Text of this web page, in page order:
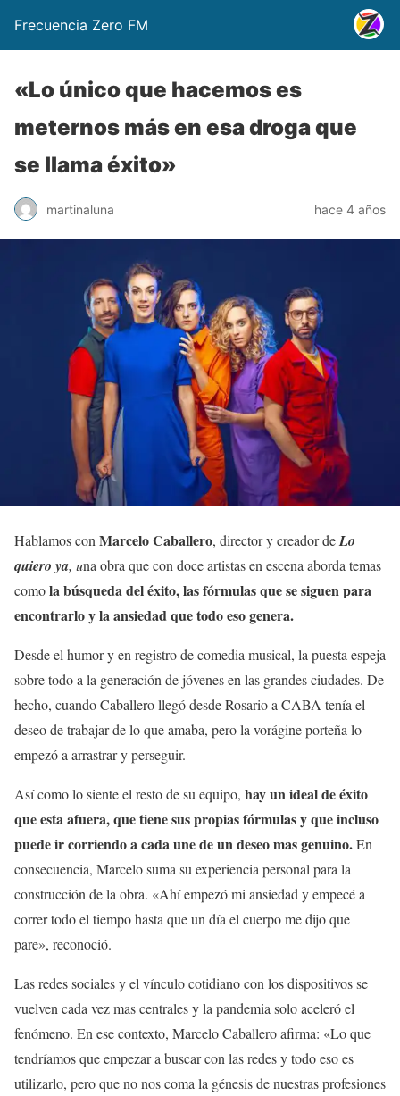
Frecuencia Zero FM
«Lo único que hacemos es
meternos más en esa droga que
se llama éxito»
martinaluna hace 4 años
Hablamos con Marcelo Caballero, director y creador deLo
quiero ya, una obra que con doce artistas en escena aborda temas
comola búsqueda del éxito, las fórmulas que se siguen para
encontrarlo y la ansiedad que todo eso genera.
Desde el humor y en registro de comedia musical, la puesta espeja
sobre todo a la generación de jóvenes en las grandes ciudades. De
hecho, cuando Caballero llegó desde Rosario a CABA tenía el
deseo de trabajar de lo que amaba, pero la vorágine porteña lo
empezó a arrastrar y perseguir.
Así como lo siente el resto de su equipo, hay un ideal de éxito
que esta afuera, que tiene sus propias fórmulas y que incluso
puede ir corriendo a cada une de un deseo mas genuino.En
consecuencia, Marcelo suma su experiencia personal para la
construcción de la obra. «Ahí empezó mi ansiedad y empecé a
correr todo el tiempo hasta que un día el cuerpo me dijo que
pare», reconoció.
Las redes sociales y el vínculo cotidiano con los dispositivos se
vuelven cada vez mas centrales y la pandemia solo aceleró el
fenómeno. En ese contexto, Marcelo Caballero afirma: «Lo que
tendríamos que empezar a buscar con las redes y todo eso es
utilizarlo, pero que no nos coma la génesis de nuestras profesiones